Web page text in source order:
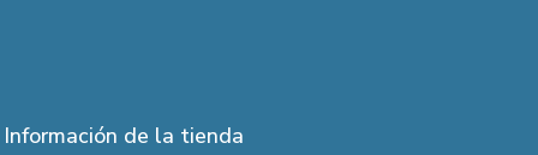
Información de la tienda